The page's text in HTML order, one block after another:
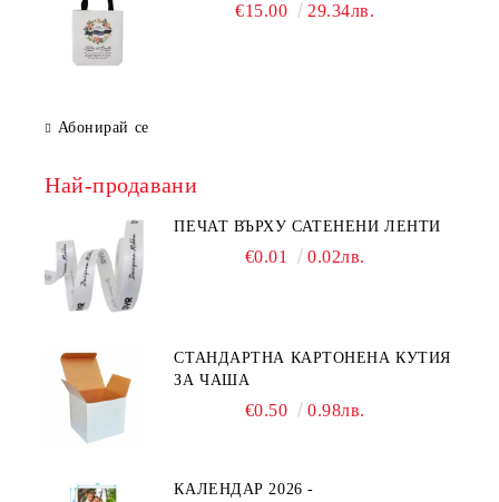
€15.00 29.34лв.
Абонирай се
Най-продавани
ПЕЧАТ ВЪРХУ САТЕНЕНИ ЛЕНТИ
€0.01 0.02лв.
СТАНДАРТНА КАРТОНЕНА КУТИЯ
ЗА ЧАША
€0.50 0.98лв.
КАЛЕНДАР 2026 -